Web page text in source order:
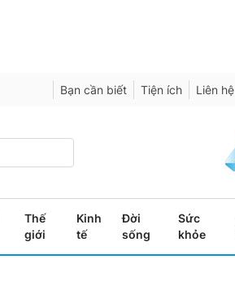
Bạn cần biết Tiện ích Liên hệ
Thế
giới
Kinh
tế
Đời
sống
Sức
khỏe